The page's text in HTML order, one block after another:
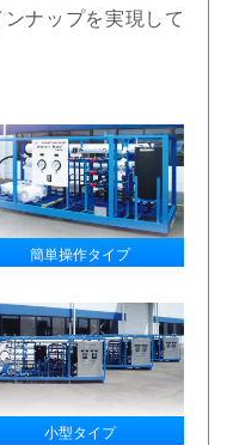
ナップを実現して
簡単操作タイプ
小型タイプ